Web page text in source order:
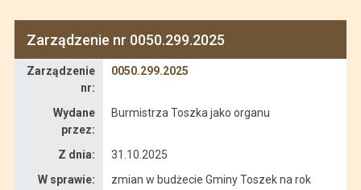
Zarządzenie nr 0050.299.2025
Zarządzenie
nr:
0050.299.2025
Wydane
przez:
Burmistrza Toszka jako organu
Z dnia:
31.10.2025
W sprawie:
zmian w budżecie Gminy Toszek na rok